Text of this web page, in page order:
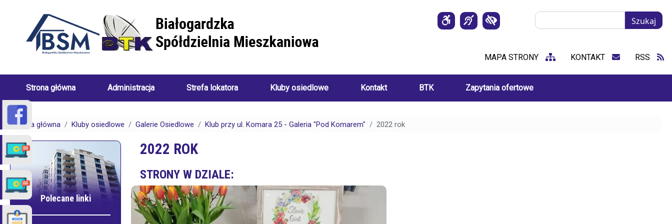
Szukaj
Szukaj
MAPA STRONY KONTAKT RSS
Strona główna Administracja
Zarządu
Białogardzkiej
Spółdzielni
Mieszkaniowej
Pracownicy
Białogardzkiej
Spółdzielni
Mieszkaniowej
Strefa lokatora
dotyczące
centralnego
(uwarunkowania):
Porady
dotyczące
spraw
czynszowych:
Kluby osiedlowe
i
wydarzenia
Klub
Seniora
Kontakt BTK Zapytania ofertowe
Strona główna Kluby osiedlowe Galerie Osiedlowe Klub przy ul. Komara 25 - Galeria "Pod Komarem" 2022 rok
2022 ROK
STRONY W DZIALE:
Polecane linki